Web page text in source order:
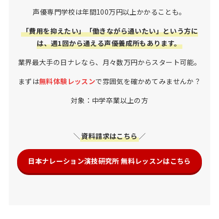
声優専門学校は年間100万円以上かかることも。
「費用を抑えたい」「働きながら通いたい」という方に
は、週1回から通える声優養成所もあります。
業界最大手の日ナレなら、月々数万円からスタート可能。
まずは無料体験レッスンで雰囲気を確かめてみませんか？
対象：中学卒業以上の方
＼資料請求はこちら／
日本ナレーション演技研究所 無料レッスンはこちら